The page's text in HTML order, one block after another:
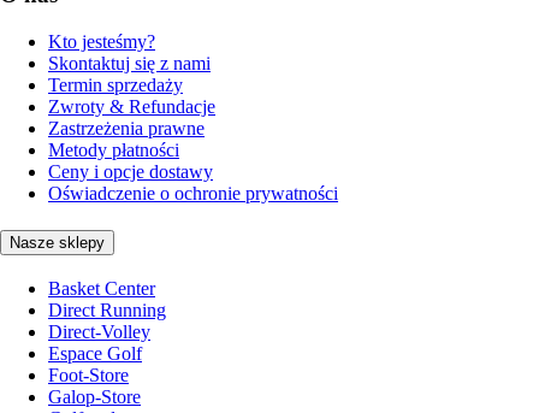
Kto jesteśmy?
Skontaktuj się z nami
Termin sprzedaży
Zwroty & Refundacje
Zastrzeżenia prawne
Metody płatności
Ceny i opcje dostawy
Oświadczenie o ochronie prywatności
Nasze sklepy
Basket Center
Direct Running
Direct-Volley
Espace Golf
Foot-Store
Galop-Store